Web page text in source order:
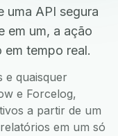
uma API segura
em um, a ação
tempo real.
e quaisquer
e Forcelog,
a partir de um
em um só